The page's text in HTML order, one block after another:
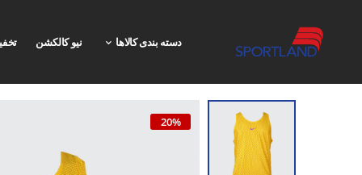
دسته بندی کالاها نیو کالکشن
20%